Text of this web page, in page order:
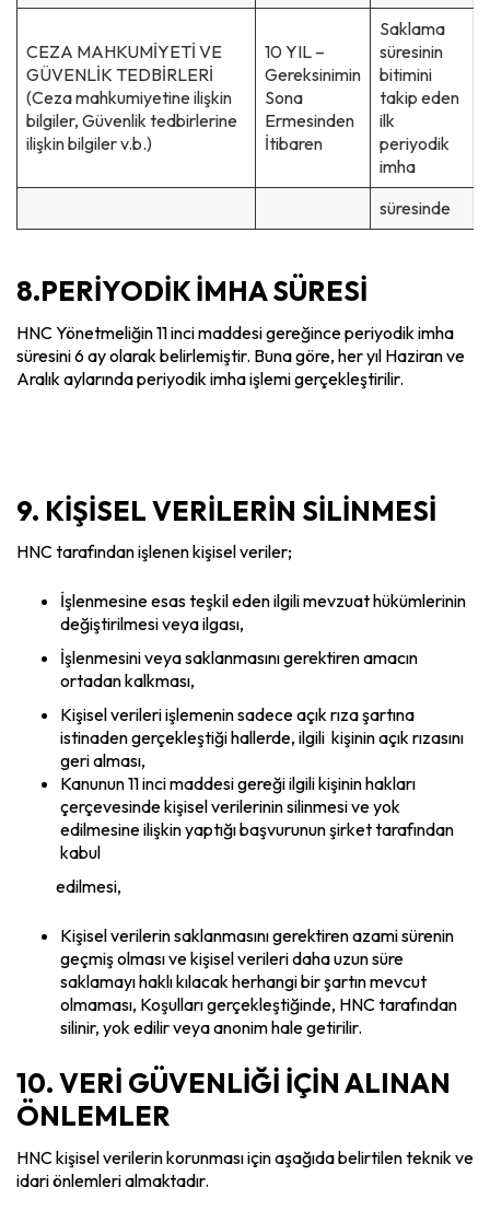
CEZA MAHKUMİYETİ VE
GÜVENLİK TEDBİRLERİ
(Ceza mahkumiyetine ilişkin
bilgiler, Güvenlik tedbirlerine
ilişkin bilgiler v.b.)
10 YIL –
Gereksinimin
Sona
Ermesinden
İtibaren
Saklama
süresinin
bitimini
takip eden
ilk
periyodik
imha
süresinde
8.PERİYODİK İMHA SÜRESİ
HNC Yönetmeliğin 11 inci maddesi gereğince periyodik imha
süresini 6 ay olarak belirlemiştir. Buna göre, her yıl Haziran ve
Aralık aylarında periyodik imha işlemi gerçekleştirilir.
9. KİŞİSEL VERİLERİN SİLİNMESİ
HNC tarafından işlenen kişisel veriler;
İşlenmesine esas teşkil eden ilgili mevzuat hükümlerinin
değiştirilmesi veya ilgası,
İşlenmesini veya saklanmasını gerektiren amacın
ortadan kalkması,
Kişisel verileri işlemenin sadece açık rıza şartına
istinaden gerçekleştiği hallerde, ilgili kişinin açık rızasını
geri alması,
Kanunun 11 inci maddesi gereği ilgili kişinin hakları
çerçevesinde kişisel verilerinin silinmesi ve yok
edilmesine ilişkin yaptığı başvurunun şirket tarafından
kabul
edilmesi,
Kişisel verilerin saklanmasını gerektiren azami sürenin
geçmiş olması ve kişisel verileri daha uzun süre
saklamayı haklı kılacak herhangi bir şartın mevcut
olmaması, Koşulları gerçekleştiğinde, HNC tarafından
silinir, yok edilir veya anonim hale getirilir.
10. VERİ GÜVENLİĞİ İÇİN ALINAN
ÖNLEMLER
HNC kişisel verilerin korunması için aşağıda belirtilen teknik ve
idari önlemleri almaktadır.